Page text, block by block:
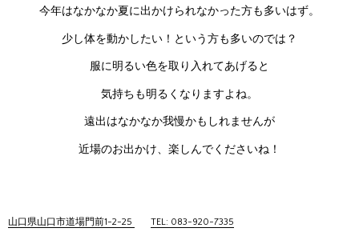
今年はなかなか夏に出かけられなかった方も多いはず。
少し体を動かしたい！という方も多いのでは？
服に明るい色を取り入れてあげると
気持ちも明るくなりますよね。
遠出はなかなか我慢かもしれませんが
近場のお出かけ、楽しんでくださいね！
山口県山口市道場門前1-2-25 TEL: 083-920-7335